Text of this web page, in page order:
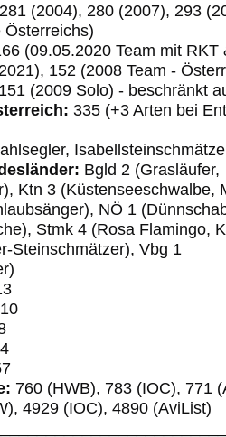
281 (2004), 280 (2007), 293
(09.05.2020 Team mit RKT
152 (2008 Team -
(2009 Solo) - beschränkt
335 (+3 Arten bei
Bgld 2 (Grasläufer,
Ktn 3 (Küstenseeschwalbe,
NÖ 1
Stmk 4 (Rosa Flamingo,
Steinschmätzer), Vbg 1
760 (HWB), 783 (IOC), 771
4929 (IOC), 4890 (AviList)